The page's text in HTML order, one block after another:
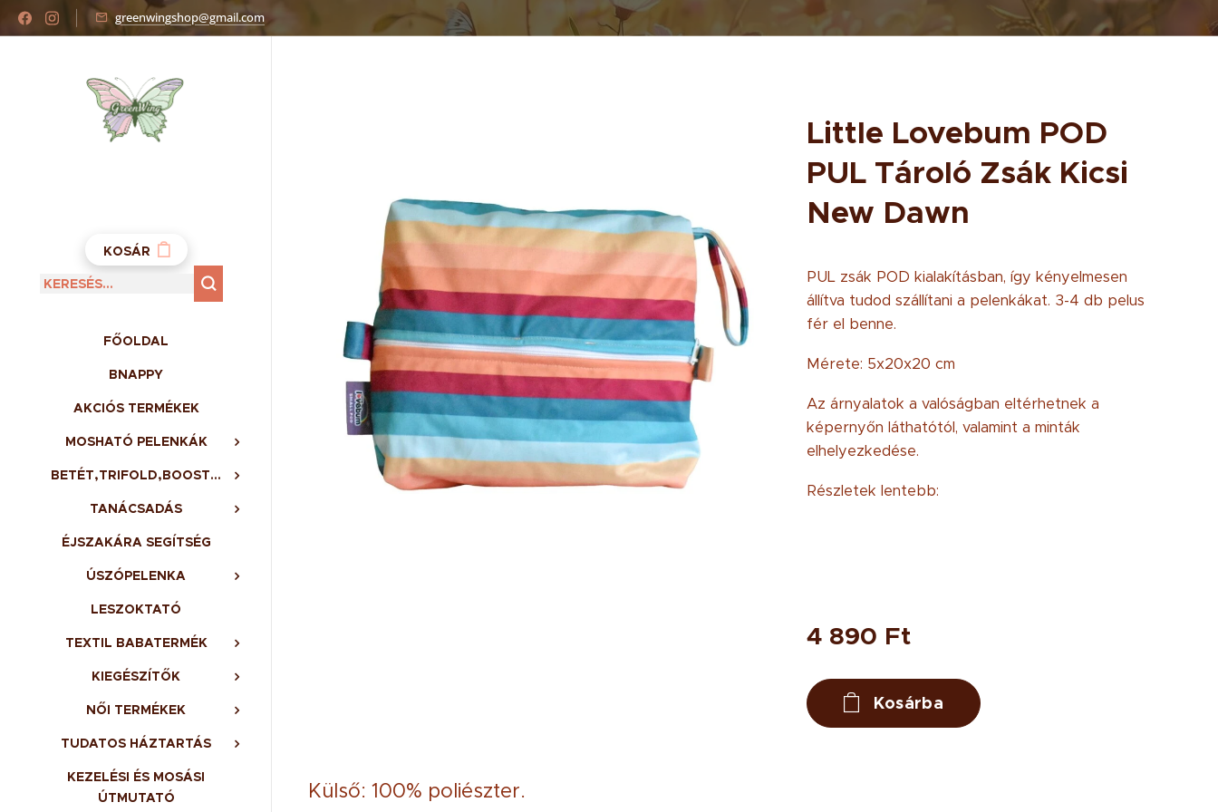
greenwingshop@gmail.com
KOSÁR
FŐOLDAL
BNAPPY
AKCIÓS TERMÉKEK
MOSHATÓ PELENKÁK
BETÉT,TRIFOLD,BOOSTER,BELSŐ
TANÁCSADÁS
ÉJSZAKÁRA SEGÍTSÉG
ÚSZÓPELENKA
LESZOKTATÓ
TEXTIL BABATERMÉK
KIEGÉSZÍTŐK
NŐI TERMÉKEK
TUDATOS HÁZTARTÁS
KEZELÉSI ÉS MOSÁSI
ÚTMUTATÓ
Little Lovebum POD
PUL Tároló Zsák Kicsi
New Dawn
PUL zsák POD kialakításban, így kényelmesen
állítva tudod szállítani a pelenkákat. 3-4 db pelus
fér el benne.
Mérete: 5x20x20 cm
Az árnyalatok a valóságban eltérhetnek a
képernyőn láthatótól, valamint a minták
elhelyezkedése.
Részletek lentebb:
4 890 Ft
Kosárba
Külső: 100% poliészter.